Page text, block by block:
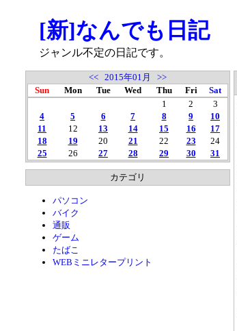
[新]なんでも日記
ジャンル不定の日記です。
<< 2015年01月
>>
Sun
Mon Tue Wed Thu Fri
Sat
1
2
3
4
5 6 7 8 9
10
11
12 13 14 15 16
17
18
19 20 21 22 23
24
25
26 27 28 29 30 31
カテゴリ
パソコン
バイク
通販
ゲーム
たばこ
WEBミニレタープリント